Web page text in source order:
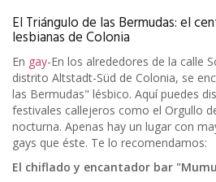
El Triángulo de las Bermudas: el
lesbianas de Colonia
En gay-En los alrededores de la calle
distrito Altstadt-Süd de Colonia, se
las Bermudas" lésbico. Aquí puedes
festivales callejeros como el Orgullo
nocturna. Apenas hay un lugar con
gays que éste. Te lo recomendamos:
El chiflado y encantador bar "Mumu